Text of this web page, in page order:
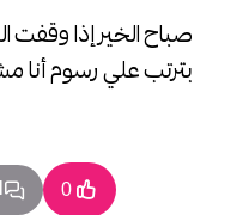
صباح الخير إذا وقفت
بترتب علي رسوم
0
1